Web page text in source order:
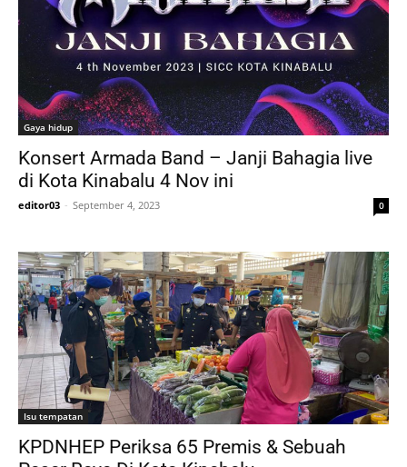
Gaya hidup
Konsert Armada Band – Janji Bahagia live
di Kota Kinabalu 4 Nov ini
editor03 - September 4, 2023 0
Isu tempatan
KPDNHEP Periksa 65 Premis & Sebuah